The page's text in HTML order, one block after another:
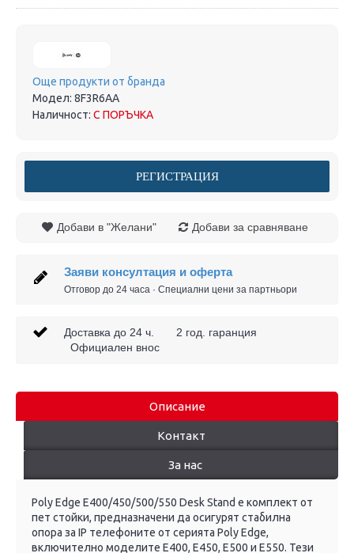
Още продукти от бранда
Модел: 8F3R6AA
Наличност: С ПОРЪЧКА
РЕГИСТРАЦИЯ
Добави в "Желани" Добави за сравняване
Заяви консултация и оферта
Отговор до 24 часа · Специални цени за партньори
Доставка до 24 ч. 2 год. гаранция
Официален внос
Описание
Контакт
За нас
Poly Edge E400/450/500/550 Desk Stand е комплект от
пет стойки, предназначени да осигурят стабилна
опора за IP телефоните от серията Poly Edge,
включително моделите E400, E450, E500 и E550. Тези